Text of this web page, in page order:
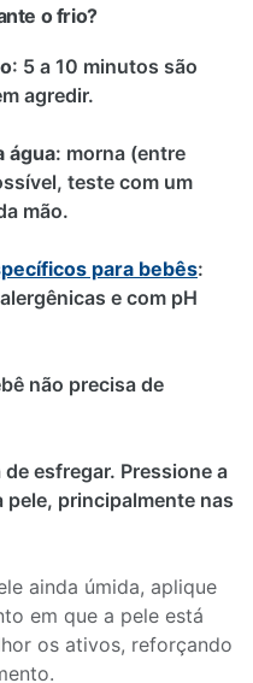
o frio?
: 5 a 10 minutos são
agredir.
água: morna (entre
teste com um
mão.
para bebês:
e com pH
não precisa de
de esfregar. Pressione a
principalmente nas
ainda úmida, aplique
em que a pele está
os ativos, reforçando